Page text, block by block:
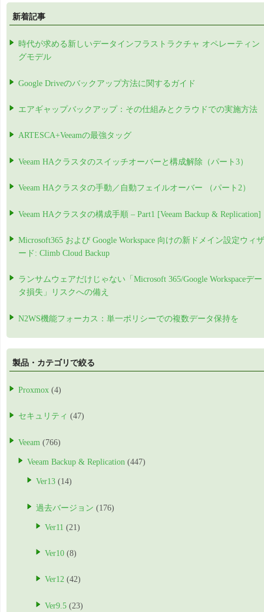
新着記事
時代が求める新しいデータインフラストラクチャ オペレーティン
グモデル
Google Driveのバックアップ方法に関するガイド
エアギャップバックアップ：その仕組みとクラウドでの実施方法
ARTESCA+Veeamの最強タッグ
Veeam HAクラスタのスイッチオーバーと構成解除（パート3）
Veeam HAクラスタの手動／自動フェイルオーバー （パート2）
Veeam HAクラスタの構成手順 – Part1 [Veeam Backup & Replication]
Microsoft365 および Google Workspace 向けの新ドメイン設定ウィザ
ード: Climb Cloud Backup
ランサムウェアだけじゃない「Microsoft 365/Google Workspaceデー
タ損失」リスクへの備え
N2WS機能フォーカス：単一ポリシーでの複数データ保持を
製品・カテゴリで絞る
Proxmox (4)
セキュリティ (47)
Veeam (766)
Veeam Backup & Replication (447)
Ver13 (14)
過去バージョン (176)
Ver11 (21)
Ver10 (8)
Ver12 (42)
Ver9.5 (23)